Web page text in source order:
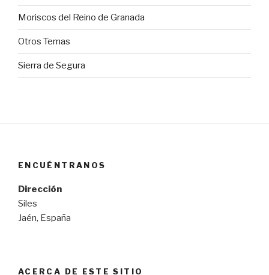
Moriscos del Reino de Granada
Otros Temas
Sierra de Segura
ENCUÉNTRANOS
Dirección
Siles
Jaén, España
ACERCA DE ESTE SITIO